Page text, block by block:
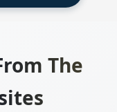
The